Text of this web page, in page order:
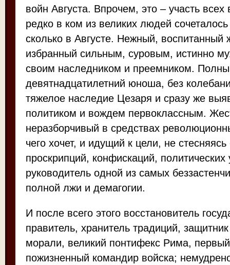
войн Августа. Впрочем, это – участь
редко в ком из великих людей сочеталось
сколько в Августе. Нежный,
избранный сильным, суровым, истинно
своим наследником и преемником.
девятнадцатилетний юноша, без
тяжелое наследие Цезаря и сразу же
политиком и вождем первоклассным.
неразборчивый в средствах
чего хочет, и идущий к цели, не
проскрипций, конфискаций, политических
руководитель одной из самых
полной лжи и демагогии.
И после всего этого восстановитель
правитель, хранитель традиций,
морали, великий понтифекс Рима,
пожизненный командир войска;